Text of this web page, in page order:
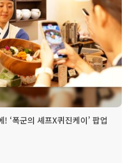
‘폭군의 셰프X퀴진케이’ 팝업